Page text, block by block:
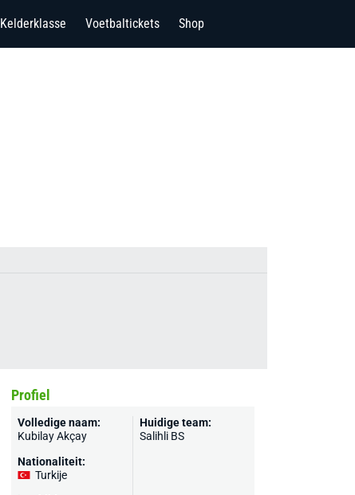
Kelderklasse Voetbaltickets Shop
Profiel
Volledige naam:
Kubilay Akçay
Nationaliteit:
Turkije
Huidige team:
Salihli BS